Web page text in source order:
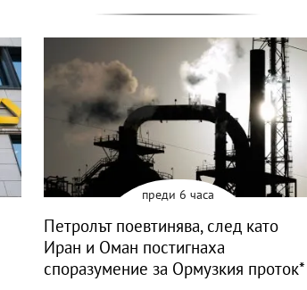
преди 6 часа
Петролът поевтинява, след като
Иран и Оман постигнаха
споразумение за Ормузкия проток*